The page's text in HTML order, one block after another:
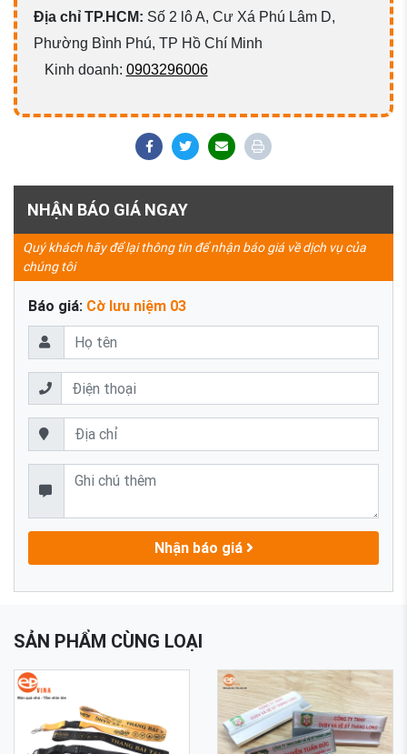
Địa chỉ TP.HCM: Số 2 lô A, Cư Xá Phú Lâm D,
Phường Bình Phú, TP Hồ Chí Minh
Kinh doanh: 0903296006
NHẬN BÁO GIÁ NGAY
Quý khách hãy để lại thông tin để nhận báo giá về dịch vụ của
chúng tôi
Báo giá: Cờ lưu niệm 03
Nhận báo giá
SẢN PHẨM CÙNG LOẠI